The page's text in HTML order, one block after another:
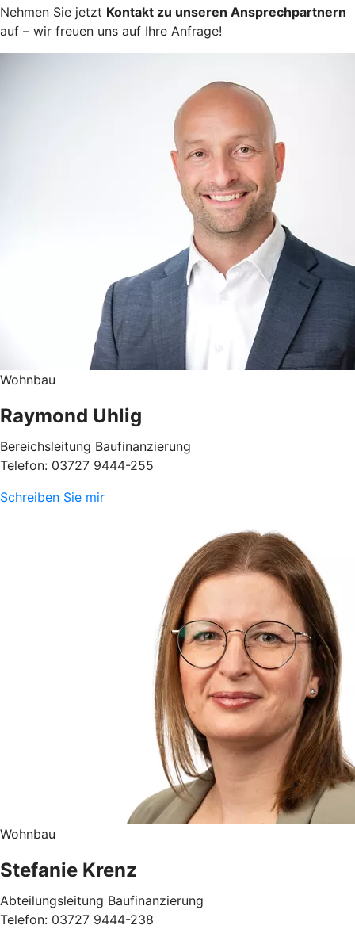
Nehmen Sie jetzt Kontakt zu unseren Ansprechpartnern
auf – wir freuen uns auf Ihre Anfrage!
Wohnbau
Raymond Uhlig
Bereichsleitung Baufinanzierung
Telefon: 03727 9444-255
Schreiben Sie mir
Wohnbau
Stefanie Krenz
Abteilungsleitung Baufinanzierung
Telefon: 03727 9444-238